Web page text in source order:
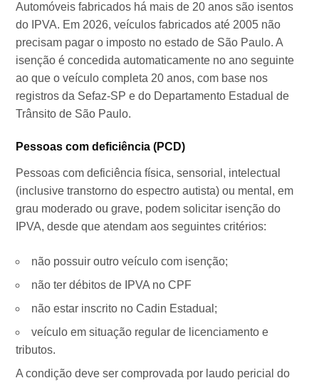
Automóveis fabricados há mais de 20 anos são isentos
do IPVA. Em 2026, veículos fabricados até 2005 não
precisam pagar o imposto no estado de São Paulo. A
isenção é concedida automaticamente no ano seguinte
ao que o veículo completa 20 anos, com base nos
registros da Sefaz-SP e do Departamento Estadual de
Trânsito de São Paulo.
Pessoas com deficiência (PCD)
Pessoas com deficiência física, sensorial, intelectual
(inclusive transtorno do espectro autista) ou mental, em
grau moderado ou grave, podem solicitar isenção do
IPVA, desde que atendam aos seguintes critérios:
não possuir outro veículo com isenção;
não ter débitos de IPVA no CPF
não estar inscrito no Cadin Estadual;
veículo em situação regular de licenciamento e
tributos.
A condição deve ser comprovada por laudo pericial do